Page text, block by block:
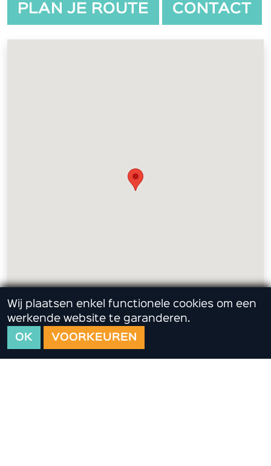
PLAN JE ROUTE CONTACT
Wij plaatsen enkel functionele cookies om een
werkende website te garanderen.
OK
VOORKEUREN